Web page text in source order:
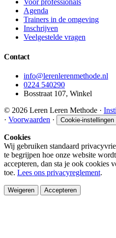
Voor professionals
Agenda
Trainers in de omgeving
Inschrijven
Veelgestelde vragen
Contact
info@lerenlerenmethode.nl
0224 540290
Bosstraat 107, Winkel
© 2026 Leren Leren Methode ·
· Voorwaarden · Cookie-instellingen
Cookies
Wij gebruiken standaard
te begrijpen hoe onze website
accepteren, dan sta je ook cookies
toe. Lees ons privacyreglement.
Weigeren Accepteren